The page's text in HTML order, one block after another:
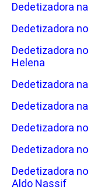
Dedetizadora
Dedetizadora
Dedetizadora
Helena
Dedetizadora
Dedetizadora
Dedetizadora
Dedetizadora
Dedetizadora
Aldo Nassif